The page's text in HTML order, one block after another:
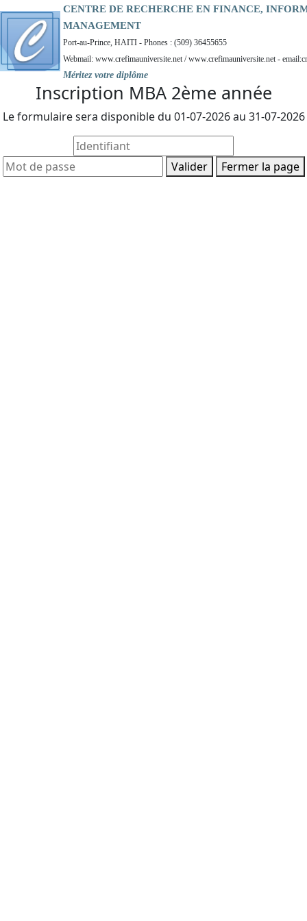
CENTRE DE RECHERCHE EN FINANCE,
MANAGEMENT
Port-au-Prince, HAITI - Phones : (509) 36455655
Webmail: www.crefimauniversite.net / www.crefimauniversite.net -
Méritez votre diplôme
Inscription MBA 2ème année
Le formulaire sera disponible du 01-07-2026 au 31-07-2026
Valider Fermer la page